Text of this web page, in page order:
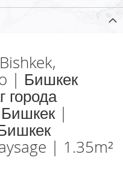
| Бишкек
|
| 1.35m²